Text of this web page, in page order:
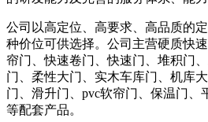
公司以高定位、高要求、高品质的
种价位可供选择。公司主营硬质快
帘门、快速卷门、快速门、堆积门
门、柔性大门、实木车库门、机库
门、滑升门、pvc软帘门、保温门、
等配套产品。